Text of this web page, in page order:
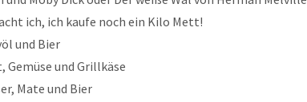
ich, ich kaufe noch ein Kilo Mett!
und Bier
Gemüse und Grillkäse
Mate und Bier